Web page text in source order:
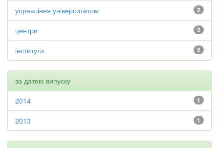
2
управління університетом
2
центри
2
інститути
за датою випуску
1
2014
1
2013